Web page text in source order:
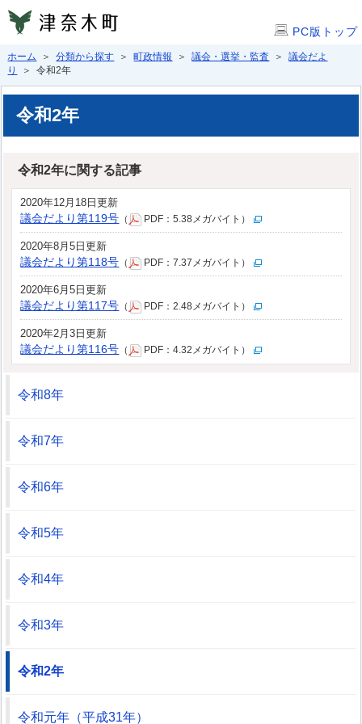
PC版トップ
ホーム ＞分類から探す ＞町政情報 ＞議会・選挙・監査 ＞議会だよ
り
＞ 令和2年
令和2年
令和2年に関する記事
2020年12月18日更新
議会だより第119号 （ PDF：5.38メガバイト）
2020年8月5日更新
議会だより第118号 （ PDF：7.37メガバイト）
2020年6月5日更新
議会だより第117号 （ PDF：2.48メガバイト）
2020年2月3日更新
議会だより第116号 （ PDF：4.32メガバイト）
令和8年
令和7年
令和6年
令和5年
令和4年
令和3年
令和2年
令和元年（平成31年）